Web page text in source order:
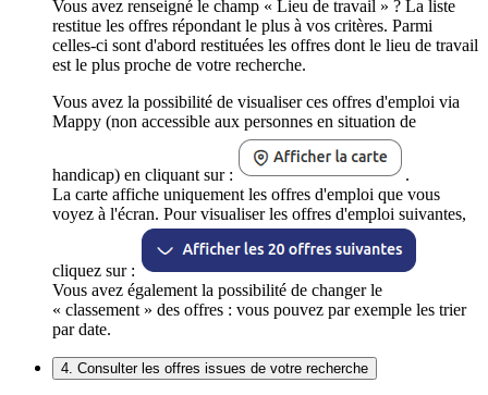
Vous avez renseigné le champ « Lieu de travail » ? La liste
restitue les offres répondant le plus à vos critères. Parmi
celles-ci sont d'abord restituées les offres dont le lieu de travail
est le plus proche de votre recherche.
Vous avez la possibilité de visualiser ces offres d'emploi via
Mappy (non accessible aux personnes en situation de
handicap) en cliquant sur :
.
La carte affiche uniquement les offres d'emploi que vous
voyez à l'écran. Pour visualiser les offres d'emploi suivantes,
cliquez sur :
Vous avez également la possibilité de changer le
« classement » des offres : vous pouvez par exemple les trier
par date.
4. Consulter les offres issues de votre recherche